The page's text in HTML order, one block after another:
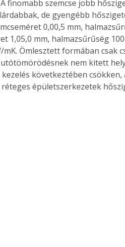
finomabb szemcse jobb
de gyengébb
0,00,5 mm,
1,05,0 mm, halmazsűrűség
mK. Ömlesztett formában
nem kitett
kezelés következtében
réteges épületszerkezetek